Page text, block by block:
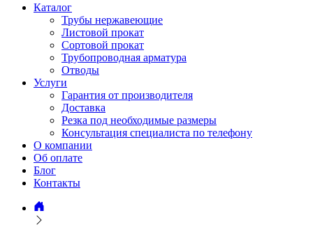
Каталог
Трубы нержавеющие
Листовой прокат
Сортовой прокат
Трубопроводная арматура
Отводы
Услуги
Гарантия от производителя
Доставка
Резка под необходимые размеры
Консультация специалиста по телефону
О компании
Об оплате
Блог
Контакты